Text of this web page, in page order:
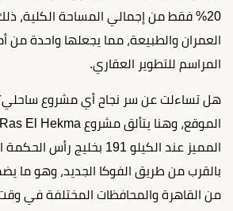
20% فقط من إجمالي المساحة الكلية،
العمران والطبيعة، مما يجعلها واحدة من
المراسم للتطوير العقاري.
هل تساءلت عن سر نجاح أي مشروع ساحلي؟
المميز عند الكيلو 191 بخليج
بالقرب من طريق الفوكا الجديد، وهو ما
من القاهرة والمحافظات المختلفة في